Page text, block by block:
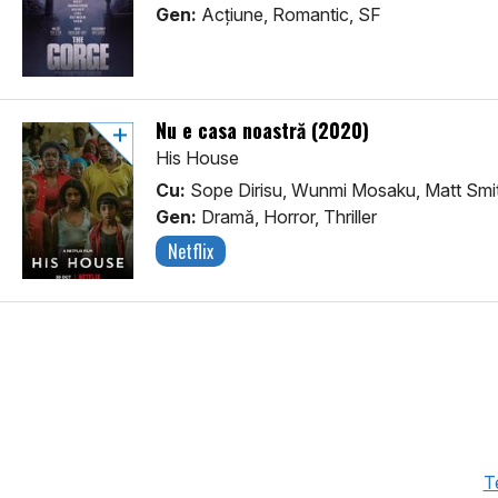
Gen: Acţiune, Romantic, SF
Nu e casa noastră (2020)
His House
Cu: Sope Dirisu, Wunmi Mosaku, Matt
Gen: Dramă, Horror, Thriller
Netflix